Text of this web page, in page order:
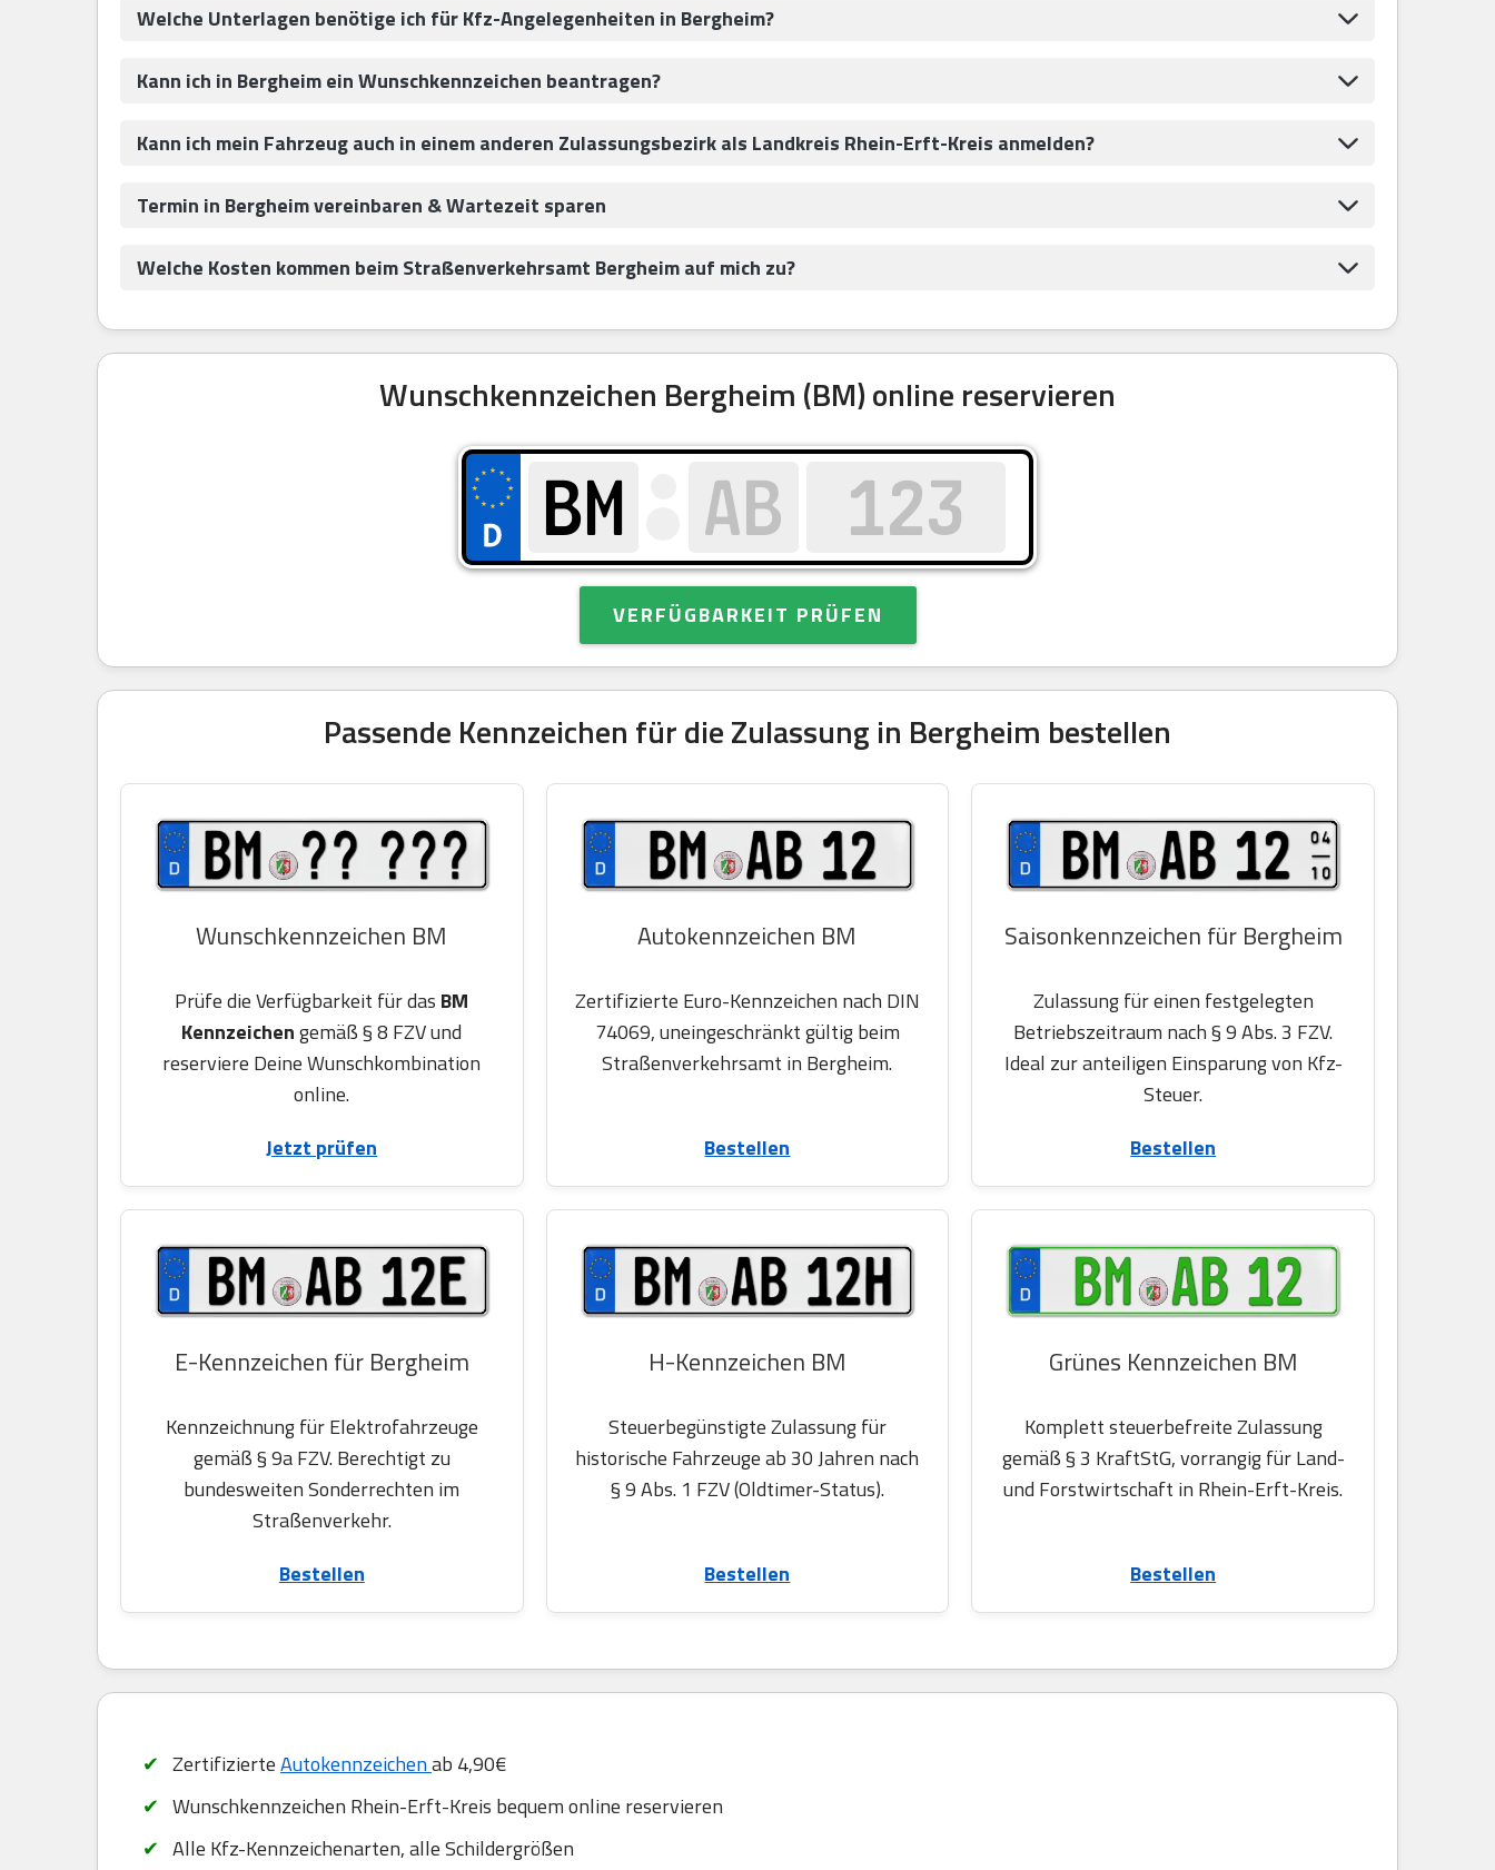
Welche Unterlagen benötige ich für Kfz-Angelegenheiten in Bergheim?
Kann ich in Bergheim ein Wunschkennzeichen beantragen?
Kann ich mein Fahrzeug auch in einem anderen Zulassungsbezirk als Landkreis Rhein-Erft-Kreis anmelden?
Termin in Bergheim vereinbaren & Wartezeit sparen
Welche Kosten kommen beim Straßenverkehrsamt Bergheim auf mich zu?
Wunschkennzeichen Bergheim (BM) online reservieren
VERFÜGBARKEIT PRÜFEN
Passende Kennzeichen für die Zulassung in Bergheim bestellen
Wunschkennzeichen BM
Prüfe die Verfügbarkeit für das BM
Kennzeichengemäß § 8 FZV und
reserviere Deine Wunschkombination
online.
Jetzt prüfen
Autokennzeichen BM
Zertifizierte Euro-Kennzeichen nach DIN
74069, uneingeschränkt gültig beim
Straßenverkehrsamt in Bergheim.
Bestellen
Saisonkennzeichen für Bergheim
Zulassung für einen festgelegten
Betriebszeitraum nach § 9 Abs. 3 FZV.
Ideal zur anteiligen Einsparung von Kfz-
Steuer.
Bestellen
E-Kennzeichen für Bergheim
Kennzeichnung für Elektrofahrzeuge
gemäß § 9a FZV. Berechtigt zu
bundesweiten Sonderrechten im
Straßenverkehr.
Bestellen
H-Kennzeichen BM
Steuerbegünstigte Zulassung für
historische Fahrzeuge ab 30 Jahren nach
§ 9 Abs. 1 FZV (Oldtimer-Status).
Bestellen
Grünes Kennzeichen BM
Komplett steuerbefreite Zulassung
gemäß § 3 KraftStG, vorrangig für Land-
und Forstwirtschaft in Rhein-Erft-Kreis.
Bestellen
ZertifizierteAutokennzeichenab 4,90€
Wunschkennzeichen Rhein-Erft-Kreis bequem online reservieren
Alle Kfz-Kennzeichenarten, alle Schildergrößen